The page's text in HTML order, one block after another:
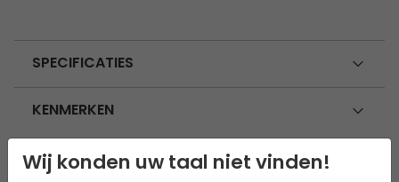
SPECIFICATIES
KENMERKEN
Wij konden uw taal niet vinden!